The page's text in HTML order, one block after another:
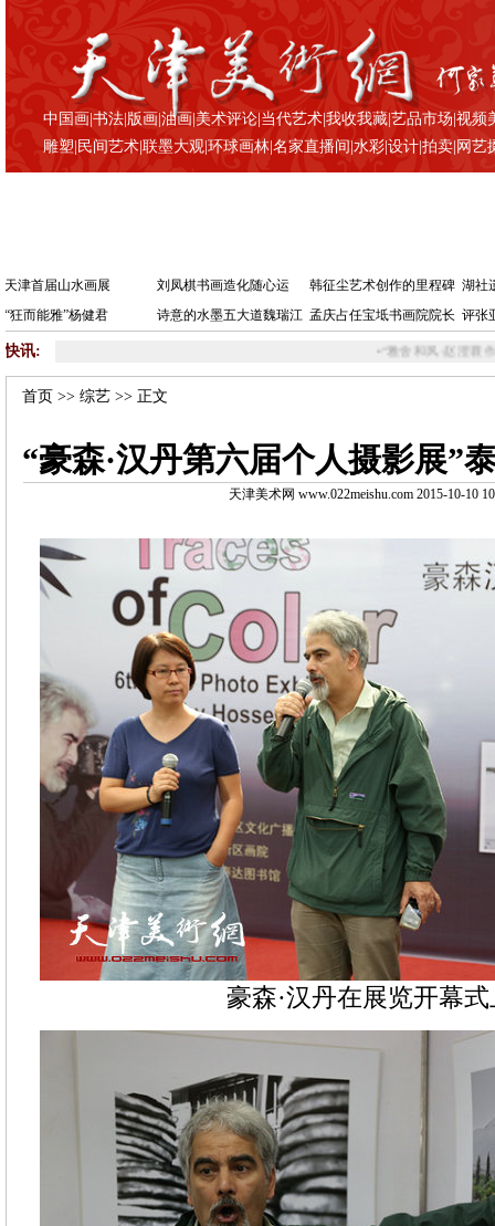
中国画 |书法 版画 |油画 |美术评论 当代艺术 |我收我藏 |艺品市场 |视频
雕塑 民间艺术 |联墨大观 |环球画林 |名家直播间 |水彩 |设计 |拍卖 网艺
天津首届山水画展 刘凤棋书画造化随心运 韩征尘艺术创作的里程碑 湖社
“狂而能雅”杨健君
诗意的水墨五大道魏瑞江 孟庆占任宝坻书画院院长 评张
快讯: “雅舍和风·赵澄襄作品展”苏州朵云轩举行
首页 >>综艺 >> 正文
“豪森·汉丹第六届个人摄影展”
天津美术网 www.022meishu.com 2015-10-10
豪森·汉丹在展览开幕